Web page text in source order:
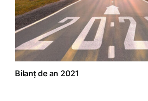
Bilanț de an 2021